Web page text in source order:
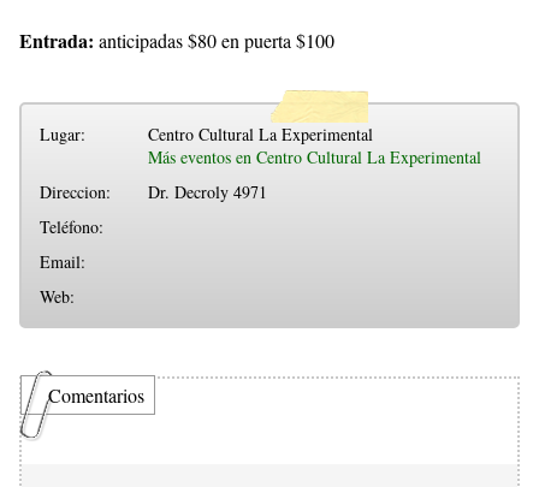
Entrada: anticipadas $80 en puerta $100
Lugar:
Centro Cultural La Experimental
Más eventos en Centro Cultural La Experimental
Direccion:
Dr. Decroly 4971
Teléfono:
Email:
Web:
Comentarios